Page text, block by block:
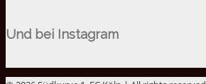
Und bei Instagram